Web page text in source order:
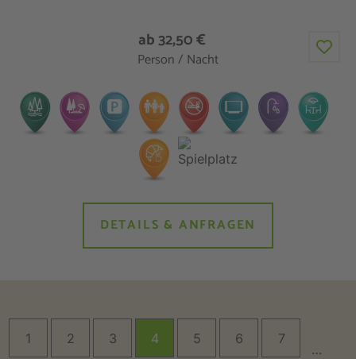
ab 32,50 €
Person / Nacht
DETAILS & ANFRAGEN
1 2 3 4 5 6 7
…